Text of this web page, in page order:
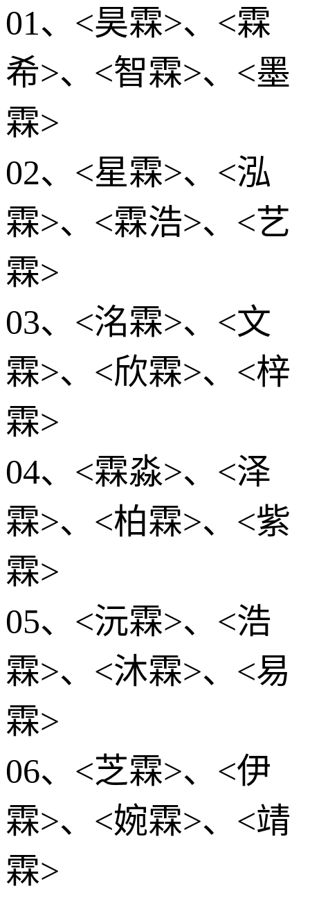
01、<昊霖>、<霖
希>、<智霖>、<墨
霖>
02、<星霖>、<泓
霖>、<霖浩>、<艺
霖>
03、<洺霖>、<文
霖>、<欣霖>、<梓
霖>
04、<霖淼>、<泽
霖>、<柏霖>、<紫
霖>
05、<沅霖>、<浩
霖>、<沐霖>、<易
霖>
06、<芝霖>、<伊
霖>、<婉霖>、<靖
霖>